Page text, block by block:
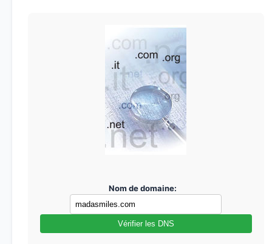
Nom de domaine:
Vérifier les DNS